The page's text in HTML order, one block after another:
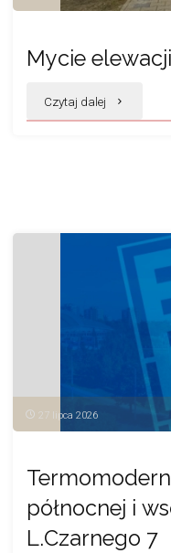
Mycie
Czytaj dalej "Mycie
27 lipca 2026
północnej i
L.Czarnego 7